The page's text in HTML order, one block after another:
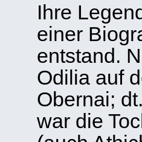
Ihre
einer
entstand.
Odilia auf
Obernai;
war die